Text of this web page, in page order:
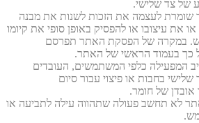
של צד שלישי.
לעצמה את הזכות לשנות את מבנה
את עיצובו או להפסיק באופן סופי את קיומו
במקרה של הפסקת האתר תפרסם
כך בעמוד הראשי של האתר.
המפעילה כלפי המשתמשים, העובדים
שלישי בחבות או פיצוי עבור סיום
אובדן של חומר.
לא תחשב פעולה שתהווה עילה לתביעה או